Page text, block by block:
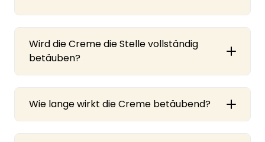
Wird die Creme die Stelle vollständig
betäuben?
Wie lange wirkt die Creme betäubend?